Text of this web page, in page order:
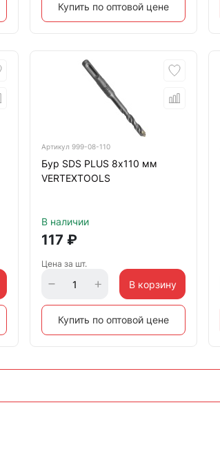
Купить по оптовой цене
Артикул999-08-110
Бур SDS PLUS 8х110 мм
VERTEXTOOLS
В наличии
117 ₽
Цена за шт.
В корзину
Купить по оптовой цене